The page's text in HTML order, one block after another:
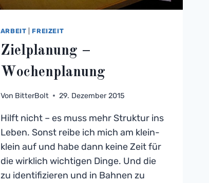
ARBEIT |FREIZEIT
Zielplanung –
Wochenplanung
Von BitterBolt 29. Dezember 2015
Hilft nicht – es muss mehr Struktur ins
Leben. Sonst reibe ich mich am klein-
klein auf und habe dann keine Zeit für
die wirklich wichtigen Dinge. Und die
zu identifizieren und in Bahnen zu